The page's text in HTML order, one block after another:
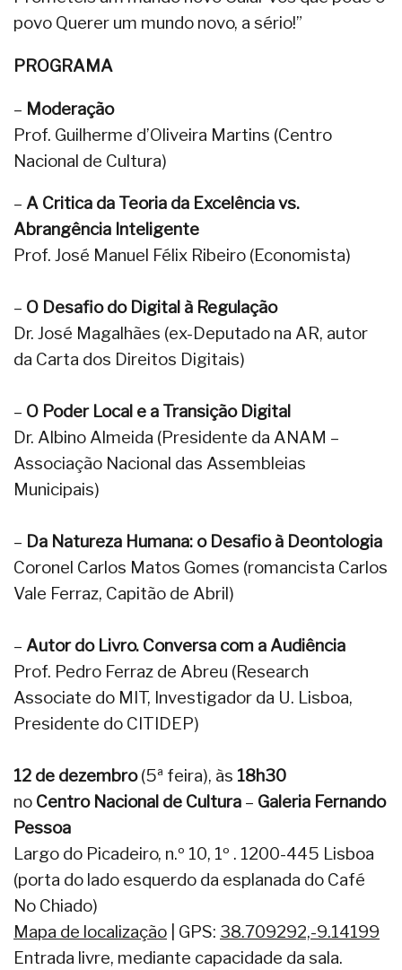
povo Querer um mundo novo, a sério!”
PROGRAMA
– Moderação
Prof. Guilherme d’Oliveira Martins (Centro
Nacional de Cultura)
– A Critica da Teoria da Excelência vs.
Abrangência Inteligente
Prof. José Manuel Félix Ribeiro (Economista)
– O Desafio do Digital à Regulação
Dr. José Magalhães (ex-Deputado na AR, autor
da Carta dos Direitos Digitais)
– O Poder Local e a Transição Digital
Dr. Albino Almeida (Presidente da ANAM –
Associação Nacional das Assembleias
Municipais)
– Da Natureza Humana: o Desafio à Deontologia
Coronel Carlos Matos Gomes (romancista Carlos
Vale Ferraz, Capitão de Abril)
– Autor do Livro. Conversa com a Audiência
Prof. Pedro Ferraz de Abreu (Research
Associate do MIT, Investigador da U. Lisboa,
Presidente do CITIDEP)
12 de dezembro(5ª feira), às 18h30
no Centro Nacional de Cultura – Galeria Fernando
Pessoa
Largo do Picadeiro, n.º 10, 1º . 1200-445 Lisboa
(porta do lado esquerdo da esplanada do Café
No Chiado)
Mapa de localização | GPS: 38.709292,-9.14199
Entrada livre, mediante capacidade da sala.